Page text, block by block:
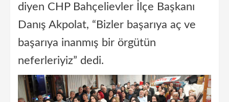
diyen CHP Bahçelievler İlçe Başkanı
Danış Akpolat, “Bizler başarıya aç ve
başarıya inanmış bir örgütün
neferleriyiz” dedi.